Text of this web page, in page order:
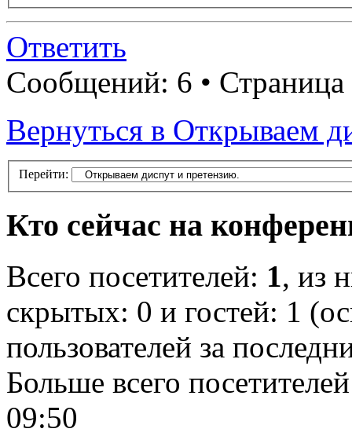
Ответить
Сообщений: 6 • Страница
Вернуться в Открываем
Перейти:
Кто сейчас на
Всего посетителей: 1, из
скрытых: 0 и гостей: 1
пользователей за
Больше всего
09:50